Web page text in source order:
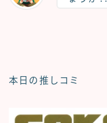
本日の推しコミ